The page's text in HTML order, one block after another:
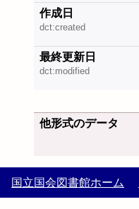
作成日
dct:created
最終更新日
dct:modified
他形式のデータ
国立国会図書館ホーム